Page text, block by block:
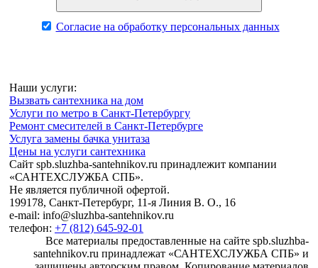
Согласие на обработку персональных данных
Наши услуги:
Вызвать сантехника на дом
Услуги по метро в Санкт-Петербургу
Ремонт смесителей в Санкт-Петербурге
Услуга замены бачка унитаза
Цены на услуги сантехника
Сайт spb.sluzhba-santehnikov.ru принадлежит компании
«САНТЕХСЛУЖБА СПБ».
Не является публичной офертой.
199178, Санкт-Петербург, 11-я Линия В. О., 16
e-mail: info@sluzhba-santehnikov.ru
телефон: +7 (812) 645-92-01
Все материалы предоставленные на сайте spb.sluzhba-
santehnikov.ru принадлежат «САНТЕХСЛУЖБА СПБ» и